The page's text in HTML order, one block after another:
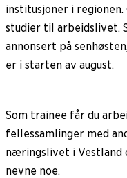
institusjoner i
studier til arbeidslivet.
annonsert på
er i starten av august.
Som trainee får du
fellessamlinger med
næringslivet i Vestland
nevne noe.